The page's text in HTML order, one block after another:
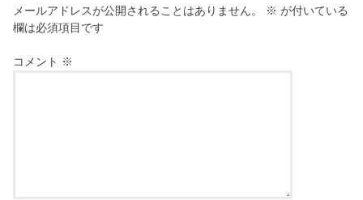
メールアドレスが公開されることはありません。 ※ が付いている
欄は必須項目です
コメント ※